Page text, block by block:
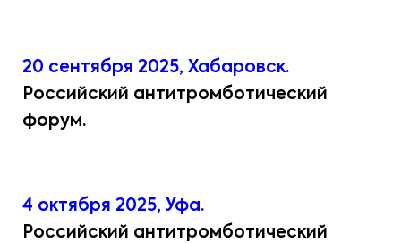
20 сентября 2025, Хабаровск.
Российский антитромботический
форум.
4 октября 2025, Уфа.
Российский антитромботический